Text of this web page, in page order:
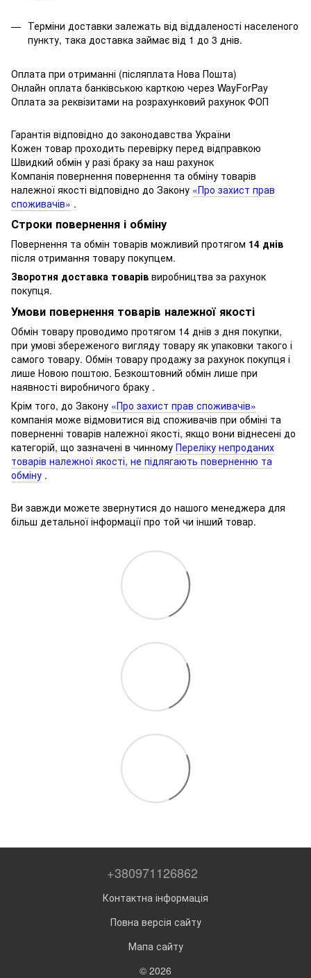
Терміни доставки залежать від віддаленості населеного
пункту, така доставка займає від 1 до 3 днів.
Оплата при отриманні (післяплата Нова Пошта)
Онлайн оплата банківською карткою через WayForPay
Оплата за реквізитами на розрахунковий рахунок ФОП
Гарантія відповідно до законодавства України
Кожен товар проходить перевірку перед відправкою
Швидкий обмін у разі браку за наш рахунок
Компанія повернення повернення та обміну товарів
належної якості відповідно до Закону «Про захист прав
споживачів» .
Строки повернення і обміну
Повернення та обмін товарів можливий протягом 14 днів
після отримання товару покупцем.
Зворотня доставка товарів виробництва за рахунок
покупця.
Умови повернення товарів належної якості
Обмін товару проводимо протягом 14 днів з дня покупки,
при умові збереженого вигляду товару як упаковки такого і
самого товару. Обмін товару продажу за рахунок покупця і
лише Новою поштою. Безкоштовний обмін лише при
наявності виробничого браку .
Крім того, до Закону «Про захист прав споживачів»
компанія може відмовитися від споживачів при обміні та
поверненні товарів належної якості, якщо вони віднесені до
категорій, що зазначені в чинному Переліку непроданих
товарів належної якості, не підлягають поверненню та
обміну .
Ви завжди можете звернутися до нашого менеджера для
більш детальної інформації про той чи інший товар.
+380971126862
Контактна інформація
Повна версія сайту
Мапа сайту
© 2026